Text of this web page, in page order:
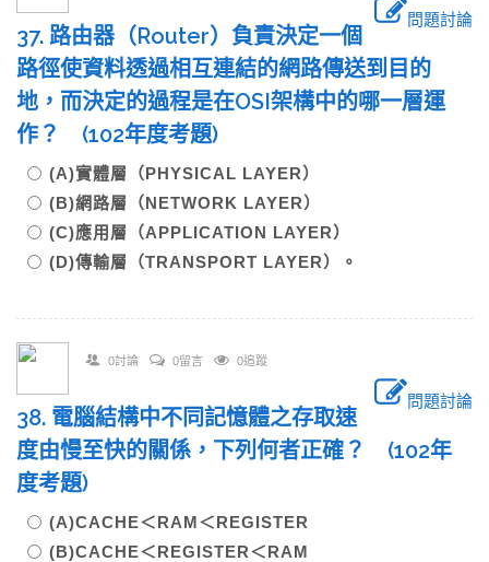
問題討論
37. 路由器（Router）負責決定一個
路徑使資料透過相互連結的網路傳送到目的
地，而決定的過程是在OSI架構中的哪一層運
作？ (102年度考題)
(A)實體層（PHYSICAL LAYER）
(B)網路層（NETWORK LAYER）
(C)應用層（APPLICATION LAYER）
(D)傳輸層（TRANSPORT LAYER）。
0討論 0留言 0追蹤
問題討論
38. 電腦結構中不同記憶體之存取速
度由慢至快的關係，下列何者正確？ (102年
度考題)
(A)CACHE＜RAM＜REGISTER
(B)CACHE＜REGISTER＜RAM